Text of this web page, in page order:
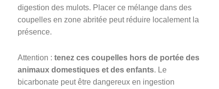
digestion des mulots. Placer ce mélange dans des
coupelles en zone abritée peut réduire localement la
présence.
Attention : tenez ces coupelles hors de portée des
animaux domestiques et des enfants. Le
bicarbonate peut être dangereux en ingestion